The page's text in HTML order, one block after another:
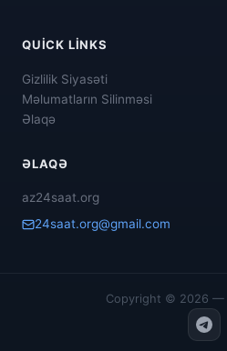
QUICK LINKS
Gizlilik Siyasəti
Məlumatların Silinməsi
Əlaqə
ƏLAQƏ
az24saat.org
24saat.org@gmail.com
Copyright © 2026 —